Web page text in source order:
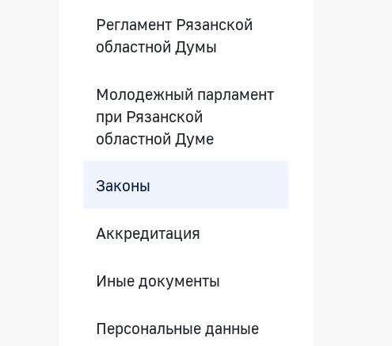
Регламент Рязанской
областной Думы
Молодежный парламент
при Рязанской
областной Думе
Законы
Аккредитация
Иные документы
Персональные данные